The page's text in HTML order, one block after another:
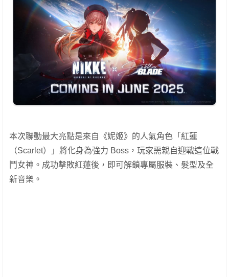
本次聯動最大亮點是來自《妮姬》的人氣角色「紅蓮
（Scarlet）」將化身為強力 Boss，玩家需親自迎戰這位戰
鬥女神。成功擊敗紅蓮後，即可解鎖專屬服裝、髮型及全
新音樂。